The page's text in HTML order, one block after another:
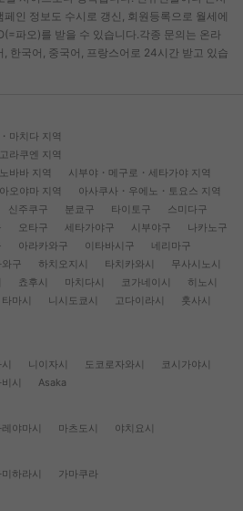
인 정보도 수시로 갱신, 회원등록으로 월세에
파오)를 받을 수 있습니다.각종 문의는 온라
한국어, 중국어, 프랑스어로 24시간 받고 있습
마치다 지역
라쿠엔 지역
바바 지역
시부야・메구로・세타가야 지역
오야마 지역
아사쿠사・우에노・토요스 지역
신주쿠구 분쿄구 타이토구
스미다구
오타구 세타가야구 시부야구
나카노구
아라카와구 이타바시구
네리마구
구 하치오지시 타치카와시
무사시노시
쵸후시 마치다시 코가네이시
히노시
타마시 니시도쿄시 고다이라시
훗사시
니이자시 도코로자와시
코시가야시
시 Asaka
야마시 마츠도시 야치요시
하라시 가마쿠라